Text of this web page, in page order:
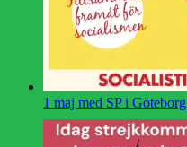
1 maj med SP i Göteborg